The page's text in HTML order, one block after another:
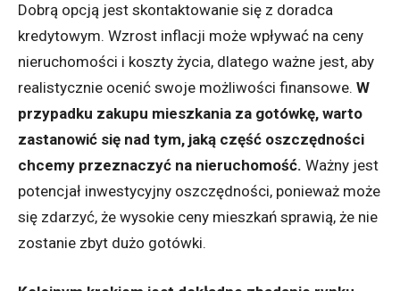
Dobrą opcją jest skontaktowanie się z doradca
kredytowym. Wzrost inflacji może wpływać na ceny
nieruchomości i koszty życia, dlatego ważne jest, aby
realistycznie ocenić swoje możliwości finansowe. W
przypadku zakupu mieszkania za gotówkę, warto
zastanowić się nad tym, jaką część oszczędności
chcemy przeznaczyć na nieruchomość. Ważny jest
potencjał inwestycyjny oszczędności, ponieważ może
się zdarzyć, że wysokie ceny mieszkań sprawią, że nie
zostanie zbyt dużo gotówki.